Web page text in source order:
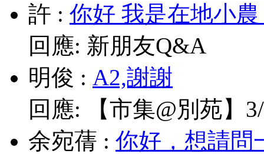
許 : 你好 我是在地小
回應: 新朋友Q&A
明俊 : A2,謝謝
回應:
【市集@別苑】
余宛蒨 : 你好，想請問